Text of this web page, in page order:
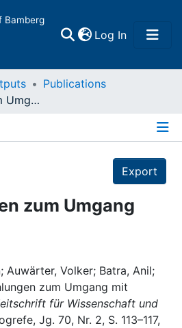
Bamberg
Log In(current)
Publications
Empfehlungen zum Umgang mit Alkohol
Export
zum Umgang
Auwärter, Volker; Batra, Anil;
zum Umgang mit
für Wissenschaft und
Jg. 70, Nr. 2, S. 113–117,